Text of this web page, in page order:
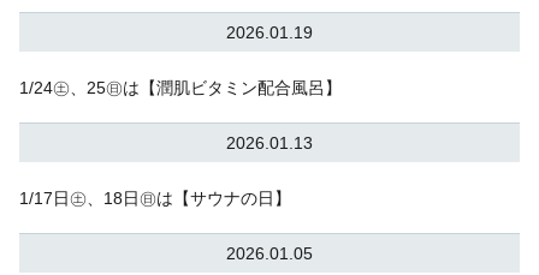
2026.01.19
1/24㊏、25㊐は【潤肌ビタミン配合風呂】
2026.01.13
1/17日㊏、18日㊐は【サウナの日】
2026.01.05